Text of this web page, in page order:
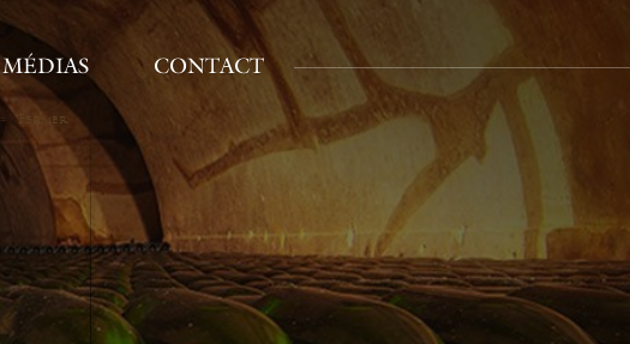
MÉDIAS CONTACT
Fermer